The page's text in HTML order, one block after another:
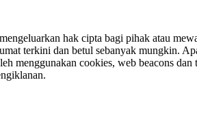
hak cipta bagi pihak atau
terkini dan betul sebanyak mungkin.
menggunakan cookies, web beacons